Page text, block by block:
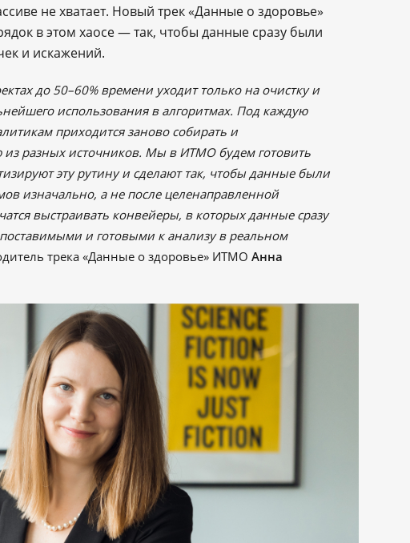
не хватает. Новый трек «Данные о здоровье»
в этом хаосе — так, чтобы данные сразу были
и искажений.
до 50–60% времени уходит только на очистку и
использования в алгоритмах. Под каждую
приходится заново собирать и
разных источников. Мы в ИТМО будем готовить
эту рутину и сделают так, чтобы данные были
изначально, а не после целенаправленной
выстраивать конвейеры, в которых данные сразу
и готовыми к анализу в реальном
трека «Данные о здоровье» ИТМО Анна